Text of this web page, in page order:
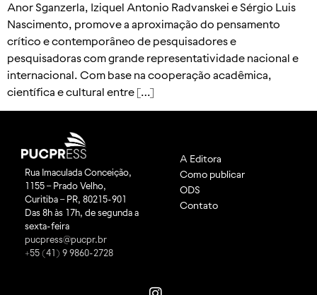
Anor Sganzerla, Iziquel Antonio Radvanskei e Sérgio Luis
Nascimento, promove a aproximação do pensamento
crítico e contemporâneo de pesquisadores e
pesquisadoras com grande representatividade nacional e
internacional. Com base na cooperação acadêmica,
científica e cultural entre […]
Rua Imaculada Conceição,
1155 – Prado Velho,
Curitiba – PR, 80215-901
Das 8h às 17h, de segunda a
sexta-feira
pucpress@pucpr.br
+55 (41) 9 9860-2728
A Editora
Como publicar
ODS
Contato